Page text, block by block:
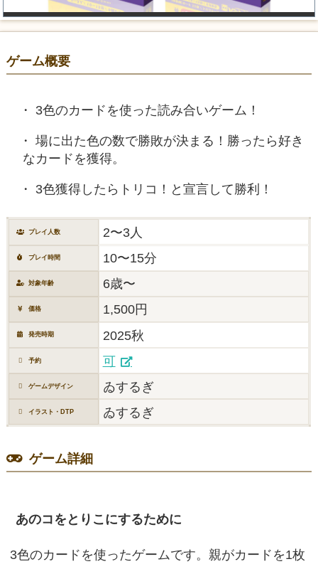
ゲーム概要
3色のカードを使った読み合いゲーム！
場に出た色の数で勝敗が決まる！勝ったら好き
なカードを獲得。
3色獲得したらトリコ！と宣言して勝利！
プレイ人数 2〜3人
プレイ時間 10〜15分
対象年齢 6歳〜
価格 1,500円
発売時期 2025秋
予約 可
ゲームデザイン ゐするぎ
イラスト・DTP ゐするぎ
ゲーム詳細
あのコをとりこにするために
3色のカードを使ったゲームです。親がカードを1枚